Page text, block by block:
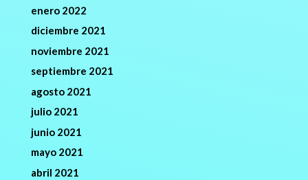
enero 2022
diciembre 2021
noviembre 2021
septiembre 2021
agosto 2021
julio 2021
junio 2021
mayo 2021
abril 2021